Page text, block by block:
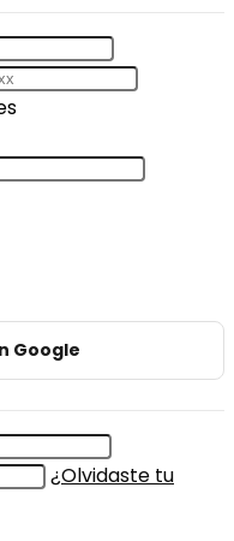
Google
¿Olvidaste tu